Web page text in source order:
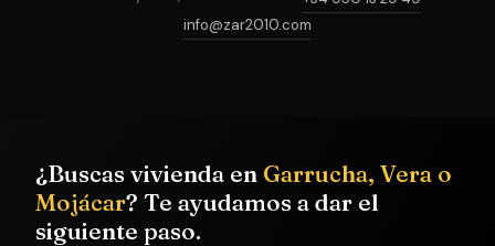
info@zar2010.com
¿Buscas vivienda en Garrucha, Vera o
Mojácar? Te ayudamos a dar el
siguiente paso.